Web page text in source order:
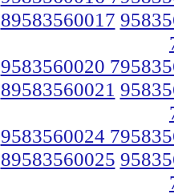
89583560017
9583560020
89583560021
9583560024
89583560025